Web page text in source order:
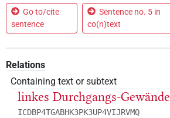
Go to/cite
sentence
Sentence no. 5 in
co(n)text
Relations
Containing text or subtext
linkes Durchgangs-Gewände
ICDBP4TGABHK3PK3UP4VIJRVMQ